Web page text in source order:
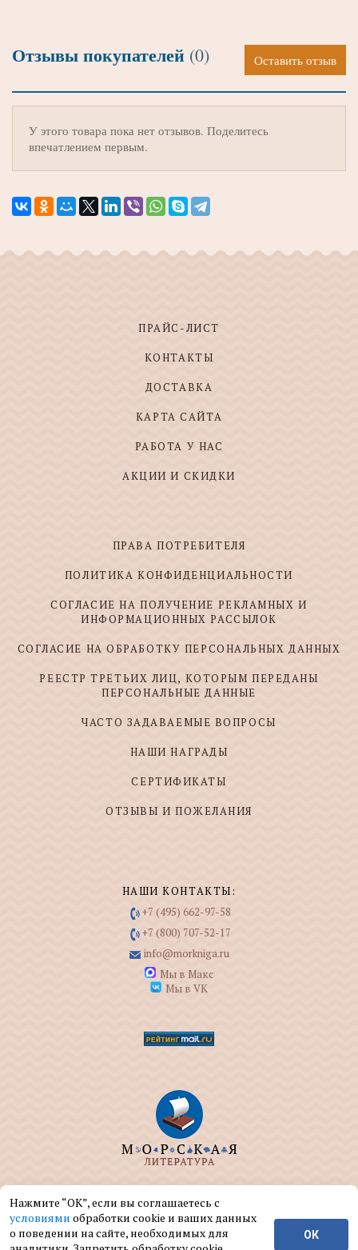
Отзывы покупателей (0) Оставить отзыв
У этого товара пока нет отзывов. Поделитесь
впечатлением первым.
ПРАЙС-ЛИСТ
КОНТАКТЫ
ДОСТАВКА
КАРТА САЙТА
РАБОТА У НАС
АКЦИИ И СКИДКИ
ПРАВА ПОТРЕБИТЕЛЯ
ПОЛИТИКА КОНФИДЕНЦИАЛЬНОСТИ
СОГЛАСИЕ НА ПОЛУЧЕНИЕ РЕКЛАМНЫХ И
ИНФОРМАЦИОННЫХ РАССЫЛОК
СОГЛАСИЕ НА ОБРАБОТКУ ПЕРСОНАЛЬНЫХ ДАННЫХ
РЕЕСТР ТРЕТЬИХ ЛИЦ, КОТОРЫМ ПЕРЕДАНЫ
ПЕРСОНАЛЬНЫЕ ДАННЫЕ
ЧАСТО ЗАДАВАЕМЫЕ ВОПРОСЫ
НАШИ НАГРАДЫ
СЕРТИФИКАТЫ
ОТЗЫВЫ И ПОЖЕЛАНИЯ
НАШИ КОНТАКТЫ:
+7 (495) 662-97-58
+7 (800) 707-52-17
info@morkniga.ru
Мы в Макс
Мы в VK
ООО "МОРКНИГА" занимается изданием и
реализацией книг на морскую тематику.
© ООО "МОРКНИГА", 2004 — 2026 г.
Нажмите “ОК”, если вы соглашаетесь с
условиями обработки cookie и ваших данных
о поведении на сайте, необходимых для
ОК